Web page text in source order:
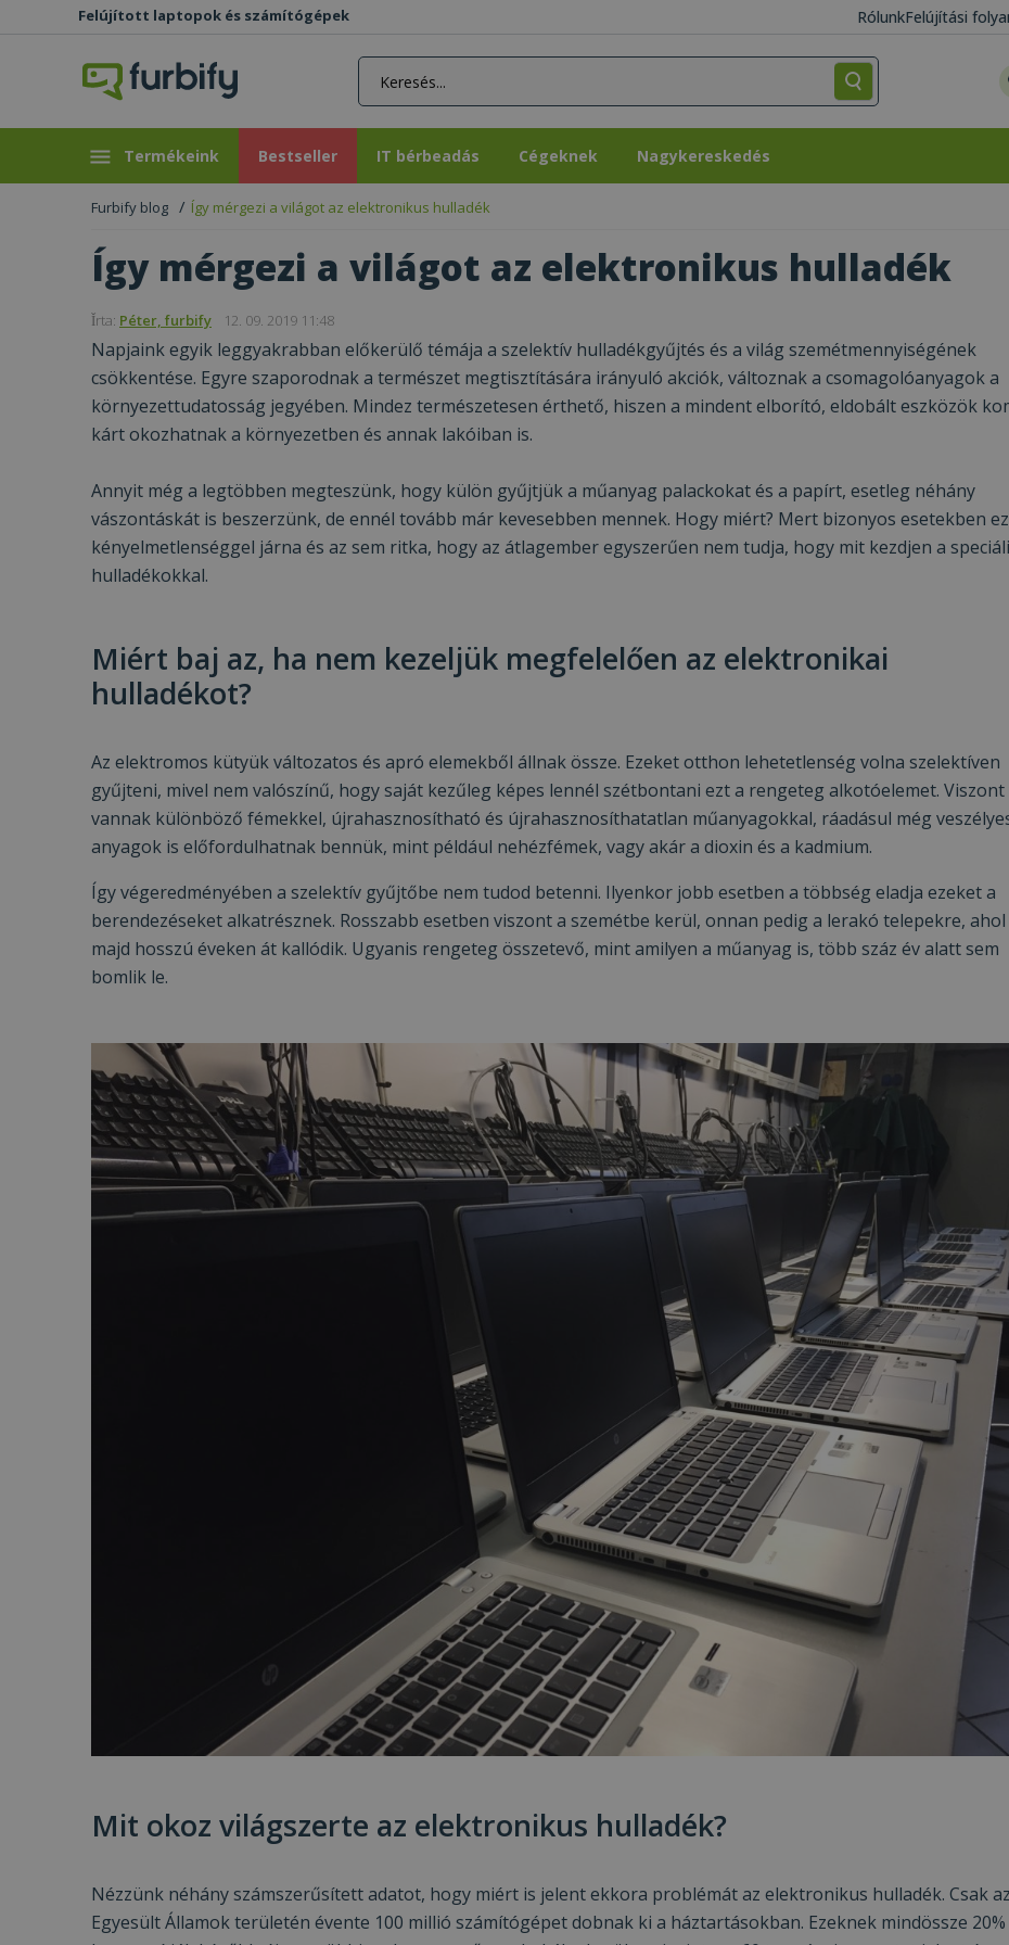
Felújított laptopok és számítógépek RólunkFelújítási
Termékeink Bestseller
Bestseller IT bérbeadás
IT bérbeadás Cégeknek
Cégeknek Nagykereskedés
Nagykereskedés
Furbify blog Így mérgezi a világot az elektronikus hulladék
Így mérgezi a világot az elektronikus hulladék
Ǐrta: Péter, furbify 12. 09. 2019 11:48
Napjaink egyik leggyakrabban előkerülő témája a szelektív hulladékgyűjtés és a világ szemétmennyiségének
csökkentése. Egyre szaporodnak a természet megtisztítására irányuló akciók, változnak a csomagolóanyagok a
környezettudatosság jegyében. Mindez természetesen érthető, hiszen a mindent elborító, eldobált eszközök
kárt okozhatnak a környezetben és annak lakóiban is.
Annyit még a legtöbben megteszünk, hogy külön gyűjtjük a műanyag palackokat és a papírt, esetleg néhány
vászontáskát is beszerzünk, de ennél tovább már kevesebben mennek. Hogy miért? Mert bizonyos esetekben ez
kényelmetlenséggel járna és az sem ritka, hogy az átlagember egyszerűen nem tudja, hogy mit kezdjen a
hulladékokkal.
Miért baj az, ha nem kezeljük megfelelően az elektronikai
hulladékot?
Az elektromos kütyük változatos és apró elemekből állnak össze. Ezeket otthon lehetetlenség volna szelektíven
gyűjteni, mivel nem valószínű, hogy saját kezűleg képes lennél szétbontani ezt a rengeteg alkotóelemet. Viszont
vannak különböző fémekkel, újrahasznosítható és újrahasznosíthatatlan műanyagokkal, ráadásul még
anyagok is előfordulhatnak bennük, mint például nehézfémek, vagy akár a dioxin és a kadmium.
Így végeredményében a szelektív gyűjtőbe nem tudod betenni. Ilyenkor jobb esetben a többség eladja ezeket a
berendezéseket alkatrésznek. Rosszabb esetben viszont a szemétbe kerül, onnan pedig a lerakó telepekre, ahol
majd hosszú éveken át kallódik. Ugyanis rengeteg összetevő, mint amilyen a műanyag is, több száz év alatt sem
bomlik le.
Mit okoz világszerte az elektronikus hulladék?
Nézzünk néhány számszerűsített adatot, hogy miért is jelent ekkora problémát az elektronikus hulladék. Csak az
Egyesült Államok területén évente 100 millió számítógépet dobnak ki a háztartásokban. Ezeknek mindössze 20%